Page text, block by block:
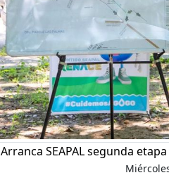
Arranca SEAPAL segunda